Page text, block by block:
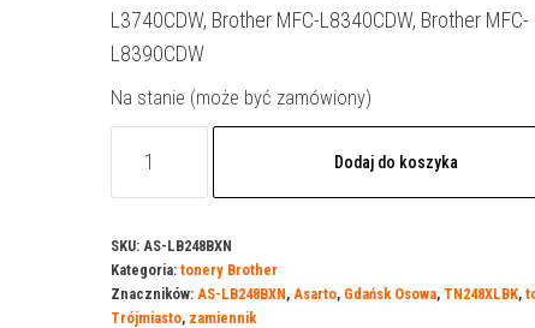
L3740CDW, Brother MFC-L8340CDW, Brother MFC-
L8390CDW
Na stanie (może być zamówiony)
Toner
do
Brother
248BXN
Dodaj do koszyka
SKU: AS-LB248BXN
Kategoria: tonery Brother
Znaczników: AS-LB248BXN, Asarto, Gdańsk Osowa, TN248XLBK,
Trójmiasto, zamiennik